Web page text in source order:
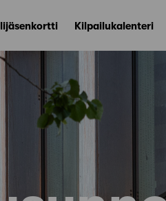
Kilpailukalenteri